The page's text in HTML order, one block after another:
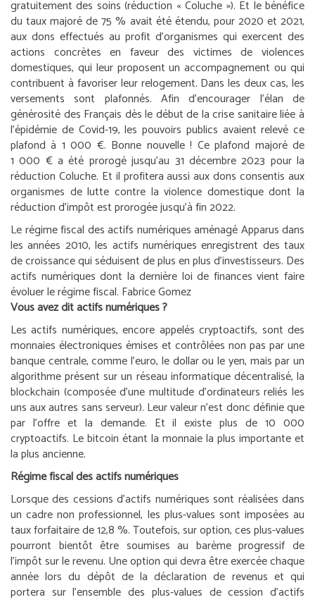
gratuitement des soins (réduction « Coluche »). Et le bénéfice
du taux majoré de 75 % avait été étendu, pour 2020 et 2021,
aux dons effectués au profit d’organismes qui exercent des
actions concrètes en faveur des victimes de violences
domestiques, qui leur proposent un accompagnement ou qui
contribuent à favoriser leur relogement. Dans les deux cas, les
versements sont plafonnés. Afin d’encourager l’élan de
générosité des Français dès le début de la crise sanitaire liée à
l’épidémie de Covid-19, les pouvoirs publics avaient relevé ce
plafond à 1 000 €. Bonne nouvelle ! Ce plafond majoré de
1 000 € a été prorogé jusqu’au 31 décembre 2023 pour la
réduction Coluche. Et il profitera aussi aux dons consentis aux
organismes de lutte contre la violence domestique dont la
réduction d’impôt est prorogée jusqu’à fin 2022.
Le régime fiscal des actifs numériques aménagéApparus dans
les années 2010, les actifs numériques enregistrent des taux
de croissance qui séduisent de plus en plus d’investisseurs. Des
actifs numériques dont la dernière loi de finances vient faire
évoluer le régime fiscal. Fabrice Gomez
Vous avez dit actifs numériques ?
Les actifs numériques, encore appelés cryptoactifs, sont des
monnaies électroniques émises et contrôlées non pas par une
banque centrale, comme l’euro, le dollar ou le yen, mais par un
algorithme présent sur un réseau informatique décentralisé, la
blockchain (composée d’une multitude d’ordinateurs reliés les
uns aux autres sans serveur). Leur valeur n’est donc définie que
par l’offre et la demande. Et il existe plus de 10 000
cryptoactifs. Le bitcoin étant la monnaie la plus importante et
la plus ancienne.
Régime fiscal des actifs numériques
Lorsque des cessions d’actifs numériques sont réalisées dans
un cadre non professionnel, les plus-values sont imposées au
taux forfaitaire de 12,8 %. Toutefois, sur option, ces plus-values
pourront bientôt être soumises au barème progressif de
l’impôt sur le revenu. Une option qui devra être exercée chaque
année lors du dépôt de la déclaration de revenus et qui
portera sur l’ensemble des plus-values de cession d’actifs